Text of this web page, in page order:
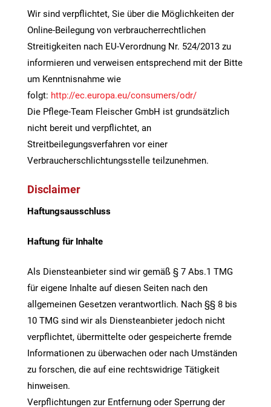
Wir sind verpflichtet, Sie über die Möglichkeiten der
Online-Beilegung von verbraucherrechtlichen
Streitigkeiten nach EU-Verordnung Nr. 524/2013 zu
informieren und verweisen entsprechend mit der Bitte
um Kenntnisnahme wie
folgt: http://ec.europa.eu/consumers/odr/
Die Pflege-Team Fleischer GmbH ist grundsätzlich
nicht bereit und verpflichtet, an
Streitbeilegungsverfahren vor einer
Verbraucherschlichtungsstelle teilzunehmen.
Disclaimer
Haftungsausschluss
Haftung für Inhalte
Als Diensteanbieter sind wir gemäß § 7 Abs.1 TMG
für eigene Inhalte auf diesen Seiten nach den
allgemeinen Gesetzen verantwortlich. Nach §§ 8 bis
10 TMG sind wir als Diensteanbieter jedoch nicht
verpflichtet, übermittelte oder gespeicherte fremde
Informationen zu überwachen oder nach Umständen
zu forschen, die auf eine rechtswidrige Tätigkeit
hinweisen.
Verpflichtungen zur Entfernung oder Sperrung der